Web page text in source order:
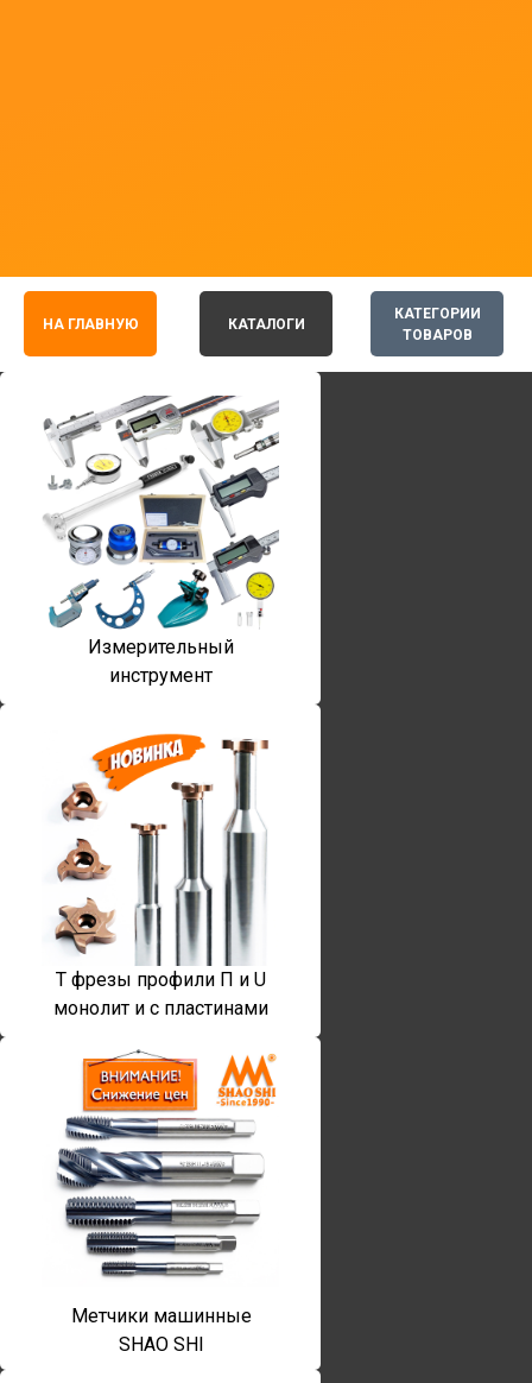
КАТЕГОРИИ
ТОВАРОВ
НА ГЛАВНУЮ КАТАЛОГИ
Измерительный
инструмент
T фрезы профили П и U
монолит и с пластинами
Метчики машинные
SHAO SHI